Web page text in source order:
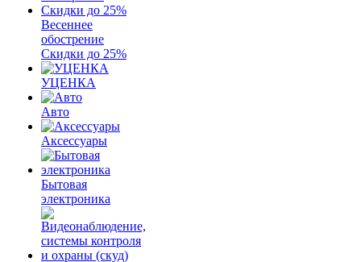
Весеннее
обострение
Скидки до 25%
УЦЕНКА
Авто
Аксессуары
Бытовая
электроника